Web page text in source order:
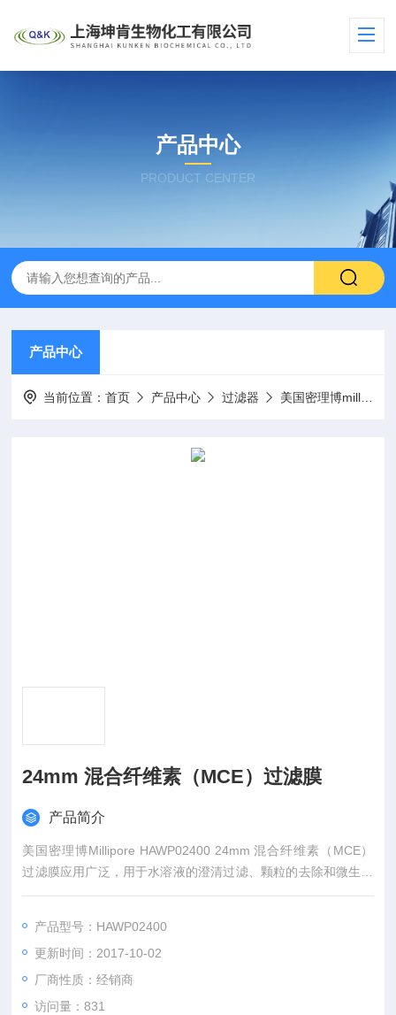
产品中心
PRODUCT CENTER
产品中心
当前位置：首页 产品中心 过滤器 美国密理博millipore
24mm 混合纤维素（MCE）过滤膜
产品简介
美国密理博Millipore HAWP02400 24mm 混合纤维素（MCE）
过滤膜应用广泛，用于水溶液的澄清过滤、颗粒的去除和微生物
分析
产品型号：HAWP02400
更新时间：2017-10-02
厂商性质：经销商
访问量：831